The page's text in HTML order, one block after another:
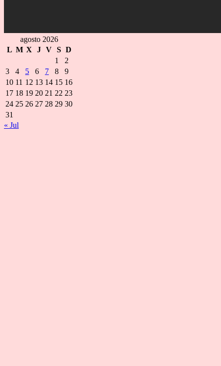
agosto 2026
L M X J V S D
1
2
3
4 5 6 7 8
9
10 11 12 13 14 15 16
17 18 19 20 21 22 23
24 25 26 27 28 29 30
31
« Jul